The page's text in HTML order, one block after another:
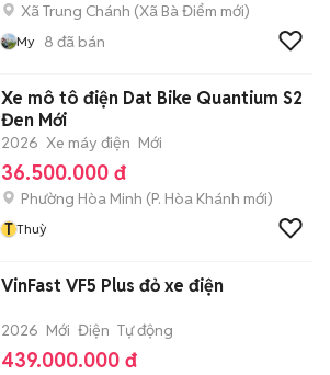
Xã Trung Chánh (Xã Bà Điểm mới)
My 8 đã bán
Xe mô tô điện Dat Bike Quantium S2
Đen Mới
2026 Xe máy điện Mới
36.500.000 đ
Phường Hòa Minh (P. Hòa Khánh mới)
T Thuỳ
VinFast VF5 Plus đỏ xe điện
2026 Mới Điện Tự động
439.000.000 đ